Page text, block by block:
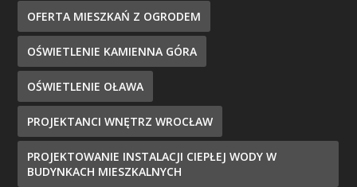
OFERTA MIESZKAŃ Z OGRODEM
OŚWIETLENIE KAMIENNA GÓRA
OŚWIETLENIE OŁAWA
PROJEKTANCI WNĘTRZ WROCŁAW
PROJEKTOWANIE INSTALACJI CIEPŁEJ WODY W
BUDYNKACH MIESZKALNYCH